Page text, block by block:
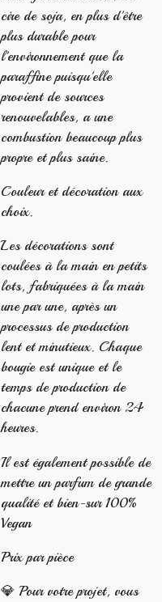
cire de soja, en plus d'être
plus durable pour
l'environnement que la
paraffine puisqu'elle
provient de sources
renouvelables, a une
combustion beaucoup plus
propre et plus saine.
Couleur et décoration aux
choix.
Les décorations sont
coulées à la main en petits
lots, fabriquées à la main
une par une, après un
processus de production
lent et minutieux. Chaque
bougie est unique et le
temps de production de
chacune prend environ 24
heures.
Il est également possible de
mettre un parfum de grande
qualité et bien-sur 100%
Vegan
Prix par pièce
💎 Pour votre projet, vous